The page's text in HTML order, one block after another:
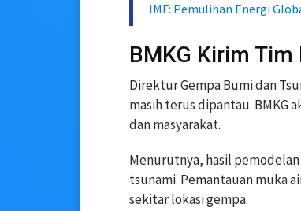
IMF: Pemulihan Energi
BMKG Kirim Tim
Direktur Gempa Bumi dan
masih terus dipantau. BMKG
dan masyarakat.
Menurutnya, hasil
tsunami. Pemantauan muka
sekitar lokasi gempa.